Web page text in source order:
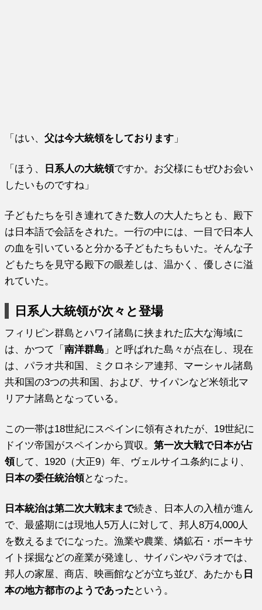
「はい、父は今大統領をしております 」
「ほう、 日系人の大統領ですか。お父様にもぜひお会い
したいものですね」
子どもたちを引き連れてきた数人の大人たちとも、殿下
は日本語で会話をされた。一行の中には、一目で日本人
の血を引いていると分かる子どもたちもいた。そんな子
どもたちを見守る殿下の眼差しは、温かく、優しさに溢
れていた。
日系人大統領が次々と登場
フィリピン群島とハワイ諸島に挟まれた広大な海域に
は、かつて「南洋群島 」と呼ばれた島々が点在し、現在
は、パラオ共和国、ミクロネシア連邦、マーシャル諸島
共和国の3つの共和国、および、サイパンなど米領北マ
リアナ諸島となっている。
この一帯は18世紀にスペインに領有されたが、19世紀に
ドイツ帝国がスペインから買収。第一次大戦で日本が占
領して、1920（大正9）年、ヴェルサイユ条約により、
日本の委任統治領となった。
日本統治は第二次大戦末まで続き、日本人の入植が進ん
で、最盛期には現地人5万人に対して、邦人8万4,000人
を数えるまでになった。漁業や農業、燐鉱石・ボーキサ
イト採掘などの産業が発達し、サイパンやパラオでは、
邦人の家屋、商店、映画館などが立ち並び、あたかも 日
本の地方都市のようであった という。